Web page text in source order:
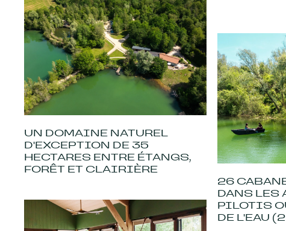
UN DOMAINE NATUREL
D'EXCEPTION DE 35
HECTARES ENTRE ÉTANGS,
FORÊT ET CLAIRIÈRE
26
DANS LES
PILOTIS
DE L'EAU